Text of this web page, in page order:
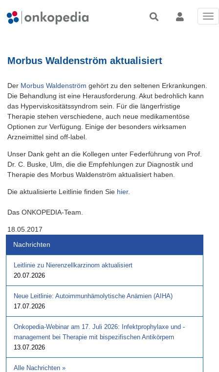
Morbus Waldenström aktualisiert
Der Morbus Waldenström gehört zu den seltenen Erkrankungen.
Die Behandlung ist eine Herausforderung. Akut bedrohlich kann
das Hyperviskositätssyndrom sein. Für die längerfristige
Therapie stehen verschiedene, auch neue medikamentöse
Optionen zur Verfügung. Einige der besonders wirksamen
Arzneimittel sind off-label.
Unser Dank geht an die Kollegen unter Federführung von Prof.
Dr. C. Buske, Ulm, die die Empfehlungen zur Diagnostik und
Therapie des Morbus Waldenström aktualisiert haben.
Die aktualisierte Leitlinie finden Sie hier.
Das ONKOPEDIA-Team.
18.05.2017
Nachrichten
Leitlinie zu Nierenzellkarzinom aktualisiert
20.07.2026
Neue Leitlinie: Autoimmunhämolytische Anämien (AIHA)
17.07.2026
Onkopedia-Webinar am 17. Juli 2026: Infektprophylaxe und -
management bei Therapie mit bispezifischen Antikörpern
13.07.2026
Alle Nachrichten »